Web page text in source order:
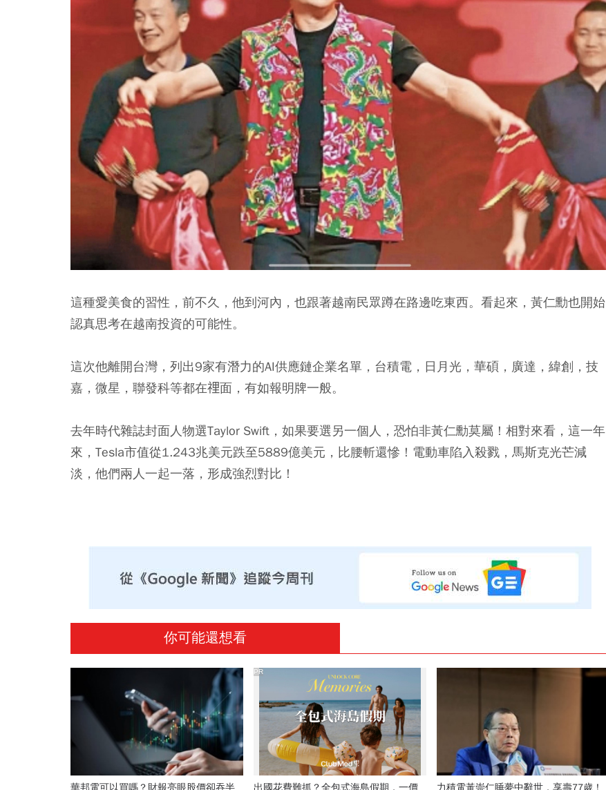
這種愛美食的習性，前不久，他到河內，也跟著越南民眾蹲在路邊吃東西。看起來，黃仁勳也開始
認真思考在越南投資的可能性。
這次他離開台灣，列出9家有潛力的AI供應鏈企業名單，台積電，日月光，華碩，廣達，緯創，技
嘉，微星，聯發科等都在𥚃面，有如報明牌一般。
去年時代雜誌封面人物選Taylor Swift，如果要選另一個人，恐怕非黃仁勳莫屬！相對來看，這一年
來，Tesla市值從1.243兆美元跌至5889億美元，比腰斬還慘！電動車陷入殺戮，馬斯克光芒減
淡，他們兩人一起一落，形成強烈對比！
你可能還想看
PR